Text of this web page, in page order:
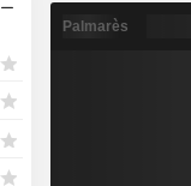
Palmarès